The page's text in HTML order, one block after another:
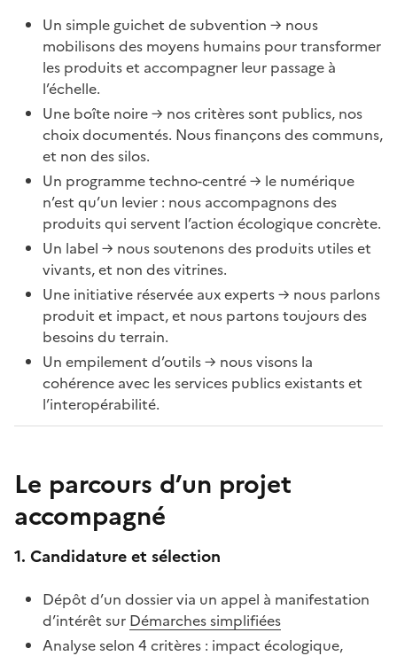
Un simple guichet de subvention → nous
mobilisons des moyens humains pour transformer
les produits et accompagner leur passage à
l’échelle.
Une boîte noire → nos critères sont publics, nos
choix documentés. Nous finançons des communs,
et non des silos.
Un programme techno-centré → le numérique
n’est qu’un levier : nous accompagnons des
produits qui servent l’action écologique concrète.
Un label → nous soutenons des produits utiles et
vivants, et non des vitrines.
Une initiative réservée aux experts → nous parlons
produit et impact, et nous partons toujours des
besoins du terrain.
Un empilement d’outils → nous visons la
cohérence avec les services publics existants et
l’interopérabilité.
Le parcours d’un projet
accompagné
1. Candidature et sélection
Dépôt d’un dossier via un appel à manifestation
d’intérêt sur Démarches simplifiées
Analyse selon 4 critères : impact écologique,